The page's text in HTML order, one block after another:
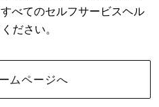
べてのセルフサービスヘル
ださい。
ムページへ